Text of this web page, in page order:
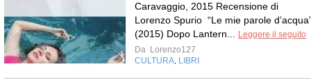
Caravaggio, 2015 Recensione di
Lorenzo Spurio “Le mie parole
(2015) Dopo Lantern...
Leggere il seguito
Da Lorenzo127
CULTURA LIBRI